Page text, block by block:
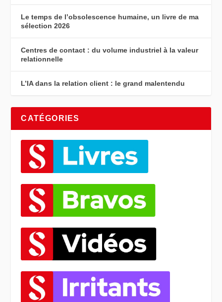
Le temps de l’obsolescence humaine, un livre de ma
sélection 2026
Centres de contact : du volume industriel à la valeur
relationnelle
L’IA dans la relation client : le grand malentendu
CATÉGORIES